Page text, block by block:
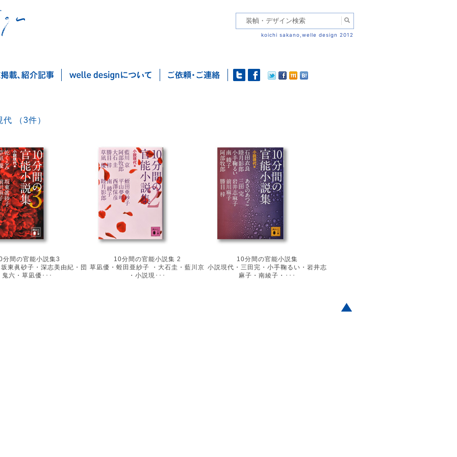
koichi sakano,welle design 2012
小説現代 （3件）
分間の官能小説集3
東眞砂子・深志美由紀・団
鬼六・草凪優･･･
10分間の官能小説集 2
草凪優・蛭田亜紗子 ・大石圭・藍川京
・小説現･･･
10分間の官能小説集
小説現代・三田完・小手鞠るい・岩井志
麻子・南綾子・･･･